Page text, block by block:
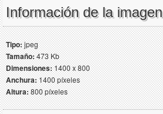
Información de la imagen
Tipo:jpeg
Tamaño:473 Kb
Dimensiones:1400 x 800
Anchura:1400 píxeles
Altura:800 píxeles